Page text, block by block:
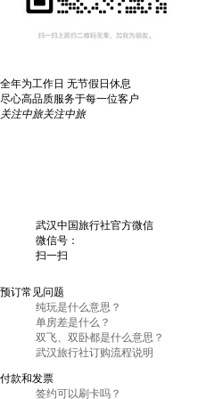
全年为工作日 无节假日休息
尽心高品质服务于每一位客户
关注中旅关注中旅
武汉中国旅行社官方微信
微信号：
扫一扫
预订常见问题
纯玩是什么意思？
单房差是什么？
双飞、双卧都是什么意思？
武汉旅行社订购流程说明
付款和发票
签约可以刷卡吗？